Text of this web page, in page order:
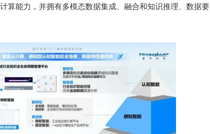
算能力，并拥有多模态数据集成、融合和知识推理、数据要